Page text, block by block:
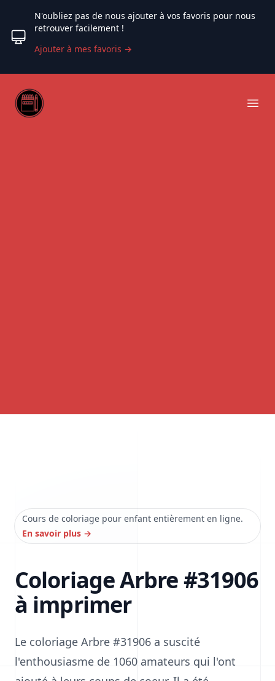
N'oubliez pas de nous ajouter à vos favoris pour nous
retrouver facilement !
Ajouter à mes favoris →
Web coloriage
Cours de coloriage pour enfant entièrement en ligne.
En savoir plus →
Coloriage Arbre #31906
à imprimer
Le coloriage Arbre #31906 a suscité
l'enthousiasme de 1060 amateurs qui l'ont